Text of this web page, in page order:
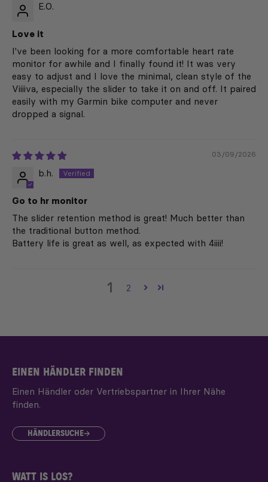
E.O.
Love it
I've been looking for a more comfortable heart rate
monitor for awhile and I finally found it! It was very
easy to adjust and I love the minimal, clean style of the
Viiiiva, especially the slider to take it on and off. It paired
easily with my Garmin bike computer and never
dropped a signal.
03/09/2026
b.h.
Go to hr monitor
The slider retention method is great! Much better than
the traditional button method.
Battery life is great as well, as expected with 4iiii!
1 2
EINEN HÄNDLER FINDEN
Einen Händler oder Vertriebspartner in Ihrer Nähe
finden.
HÄNDLERSUCHE
WATT IS LOS?